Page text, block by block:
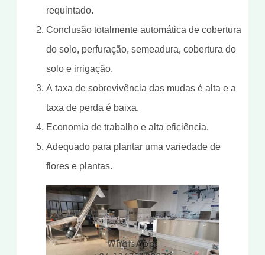
requintado.
Conclusão totalmente automática de cobertura
do solo, perfuração, semeadura, cobertura do
solo e irrigação.
A taxa de sobrevivência das mudas é alta e a
taxa de perda é baixa.
Economia de trabalho e alta eficiência.
Adequado para plantar uma variedade de
flores e plantas.